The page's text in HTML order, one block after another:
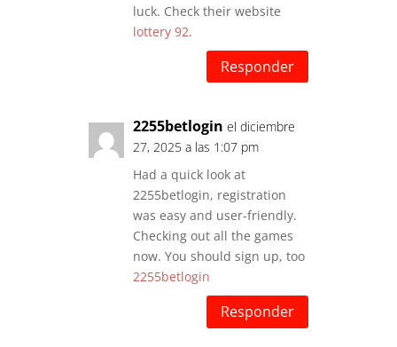
luck. Check their website
lottery 92.
Responder
2255betlogin el diciembre
27, 2025 a las 1:07 pm
Had a quick look at
2255betlogin, registration
was easy and user-friendly.
Checking out all the games
now. You should sign up, too
2255betlogin
Responder